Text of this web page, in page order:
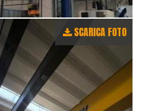
SCARICA FOTO